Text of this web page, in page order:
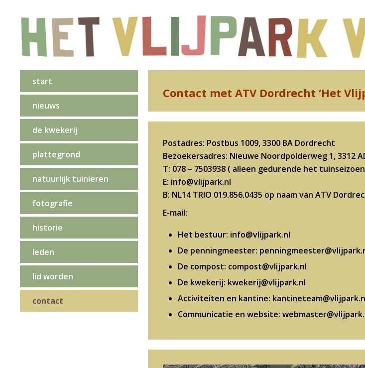
start
nieuws
de kwekerij
plattegrond
natuurlijk tuinieren
fotografie
historie
leden
lid worden
contact
Contact met ATV Dordrecht ‘Het
Postadres: Postbus 1009, 3300 BA Dordrecht
Bezoekersadres: Nieuwe Noordpolderweg 1, 3312
T: 078 – 7503938 ( alleen gedurende het
E: info@vlijpark.nl
B: NL14 TRIO 019.856.0435 op naam van ATV
E-mail:
Het bestuur: info@vlijpark.nl
De penningmeester:
De compost: compost@vlijpark.nl
De kwekerij: kwekerij@vlijpark.nl
Activiteiten en kantine:
Communicatie en website: